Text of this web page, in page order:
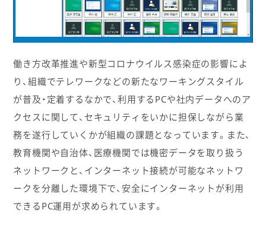
働き方改革推進や新型コロナウイルス感染症の影響によ
り、組織でテレワークなどの新たなワーキングスタイル
が普及・定着するなかで、利用するPCや社内データへのア
クセスに関して、セキュリティをいかに担保しながら業
務を遂行していくかが組織の課題となっています。また、
教育機関や自治体、医療機関では機密データを取り扱う
ネットワークと、インターネット接続が可能なネットワ
ークを分離した環境下で、安全にインターネットが利用
できるPC運用が求められています。